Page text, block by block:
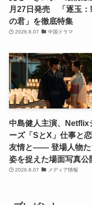
月27日発売 「逐玉：
の君」を徹底特集
2026.8.07 中国ドラマ
中島健人主演、Netflix
ーズ「SとX」仕事と恋
友情と―― 登場人物た
姿を捉えた場面写真公
2026.8.07 メディア情報